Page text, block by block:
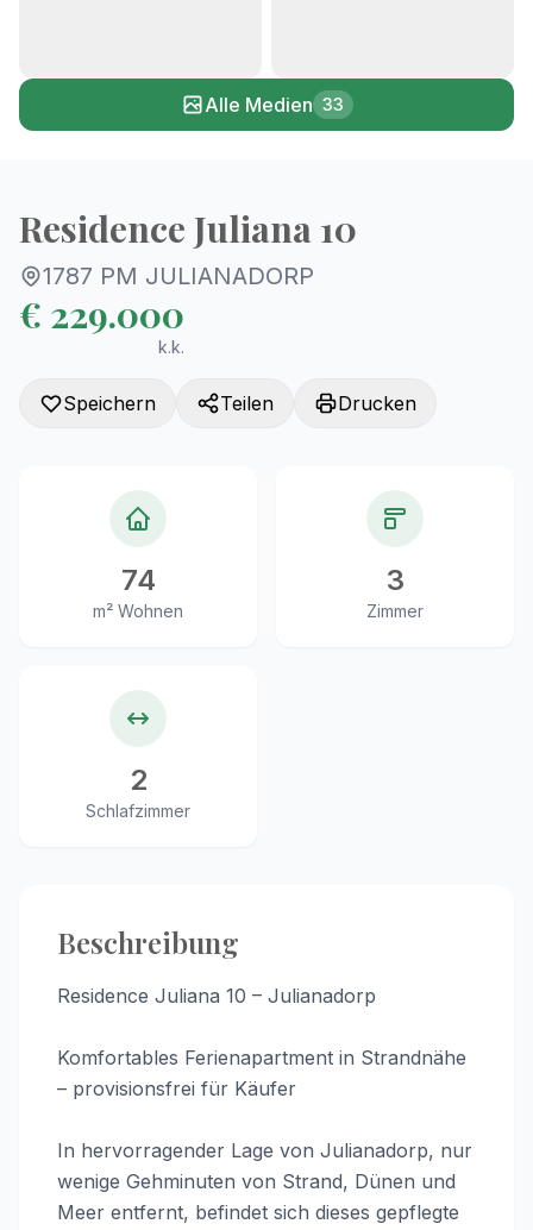
+28
Alle Medien 33
Residence Juliana 10
1787 PM JULIANADORP
€ 229.000
k.k.
Speichern Teilen Drucken
74
m² Wohnen
3
Zimmer
2
Schlafzimmer
Beschreibung
Residence Juliana 10 – Julianadorp
Komfortables Ferienapartment in Strandnähe
– provisionsfrei für Käufer
In hervorragender Lage von Julianadorp, nur
wenige Gehminuten von Strand, Dünen und
Meer entfernt, befindet sich dieses gepflegte